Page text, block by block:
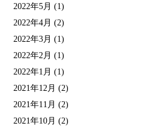
2022年5月 (1)
2022年4月 (2)
2022年3月 (1)
2022年2月 (1)
2022年1月 (1)
2021年12月 (2)
2021年11月 (2)
2021年10月 (2)